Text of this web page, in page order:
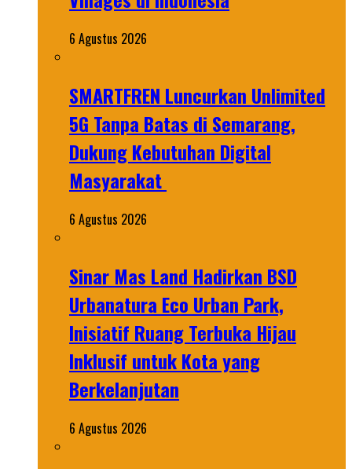
6 Agustus 2026
SMARTFREN Luncurkan Unlimited
5G Tanpa Batas di Semarang,
Dukung Kebutuhan Digital
Masyarakat
6 Agustus 2026
Sinar Mas Land Hadirkan BSD
Urbanatura Eco Urban Park,
Inisiatif Ruang Terbuka Hijau
Inklusif untuk Kota yang
Berkelanjutan
6 Agustus 2026